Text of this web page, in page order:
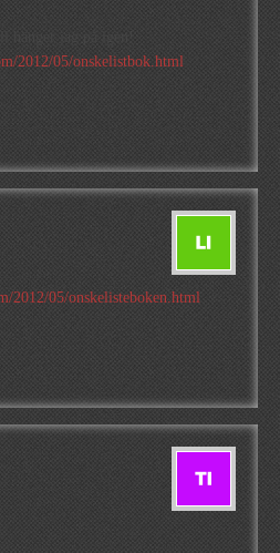
2012/05/onskelistbok.html
2012/05/onskelisteboken.html